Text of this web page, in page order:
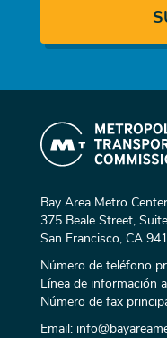
Bay Area Metro Center
375 Beale Street,
San Francisco, CA
Número de teléfono
Línea de información
Número de fax
Email: